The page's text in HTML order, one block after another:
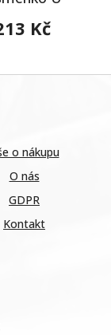
Kč
o nákupu
O nás
GDPR
Kontakt